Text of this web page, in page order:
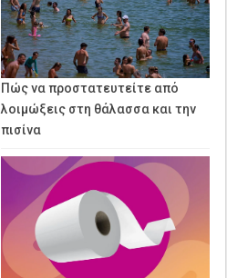
Πώς να προστατευτείτε από
λοιμώξεις στη θάλασσα και την
πισίνα